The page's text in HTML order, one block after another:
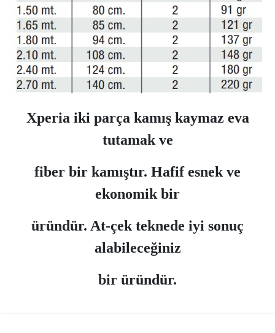
Xperia iki parça kamış kaymaz eva
tutamak ve
fiber bir kamıştır. Hafif esnek ve
ekonomik bir
üründür. At-çek teknede iyi sonuç
alabileceğiniz
bir üründür.